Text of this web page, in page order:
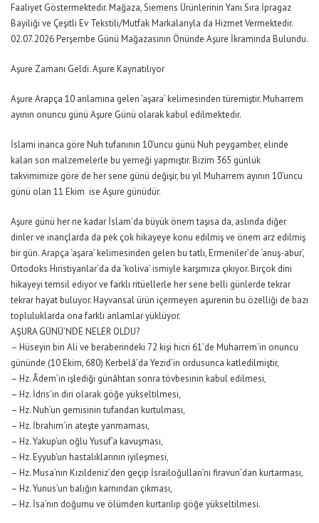
Faaliyet Göstermektedir. Mağaza, Siemens Ürünlerinin Yanı Sıra İpragaz
Bayiliği ve Çeşitli Ev Tekstili/Mutfak Markalarıyla da Hizmet Vermektedir.
02.07.2026 Perşembe Günü Mağazasının Önünde Aşure İkramında Bulundu.
Aşure Zamanı Geldi. Aşure Kaynatılıyor
Aşure Arapça 10 anlamına gelen ‘aşara’ kelimesinden türemiştir. Muharrem
ayının onuncu günü Aşure Günü olarak kabul edilmektedir.
İslami inanca göre Nuh tufanının 10’uncu günü Nuh peygamber, elinde
kalan son malzemelerle bu yemeği yapmıştır. Bizim 365 günlük
takvimimize göre de her sene günü değişir, bu yıl Muharrem ayının 10’uncu
günü olan 11 Ekim ise Aşure günüdür.
Aşure günü her ne kadar İslam’da büyük önem taşısa da, aslında diğer
dinler ve inançlarda da pek çok hikayeye konu edilmiş ve önem arz edilmiş
bir gün. Arapça ‘aşara’ kelimesinden gelen bu tatlı, Ermeniler’de ‘anuş-abur’,
Ortodoks Hıristiyanlar’da da ‘koliva’ ismiyle karşımıza çıkıyor. Birçok dini
hikayeyi temsil ediyor ve farklı ritüellerle her sene belli günlerde tekrar
tekrar hayat buluyor. Hayvansal ürün içermeyen aşurenin bu özelliği de bazı
topluluklarda ona farklı anlamlar yüklüyor.
AŞURA GÜNÜ’NDE NELER OLDU?
– Hüseyin bin Ali ve beraberindeki 72 kişi hicri 61’de Muharrem’in onuncu
gününde (10 Ekim, 680) Kerbelâ’da Yezid’in ordusunca katledilmiştir,
– Hz. Âdem’in işlediği günâhtan sonra tövbesinin kabul edilmesi,
– Hz. İdris’in diri olarak göğe yükseltilmesi,
– Hz. Nuh’un gemisinin tufandan kurtulması,
– Hz. İbrahim’in ateşte yanmaması,
– Hz. Yakup’un oğlu Yusuf’a kavuşması,
– Hz. Eyyub’un hastalıklarının iyileşmesi,
– Hz. Musa’nın Kızıldeniz’den geçip İsrailoğulları’nı firavun’dan kurtarması,
– Hz. Yunus’un balığın karnından çıkması,
– Hz. İsa’nın doğumu ve ölümden kurtarılıp göğe yükseltilmesi.